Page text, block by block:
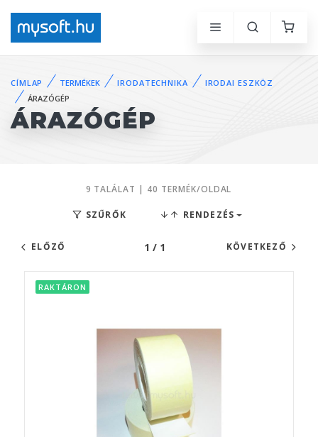
CÍMLAP TERMÉKEK IRODATECHNIKA
IRODAI ESZKÖZ
ÁRAZÓGÉP
ÁRAZÓGÉP
9 TALÁLAT | 40 TERMÉK/OLDAL
SZŰRŐK RENDEZÉS
ELŐZŐ 1 / 1 KÖVETKEZŐ
RAKTÁRON